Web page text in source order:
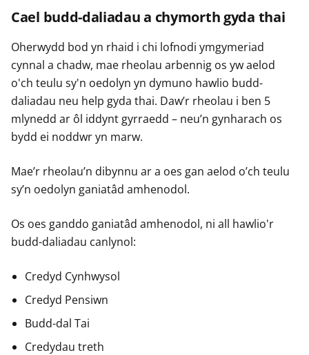
Cael budd-daliadau a chymorth gyda thai
Oherwydd bod yn rhaid i chi lofnodi ymgymeriad
cynnal a chadw, mae rheolau arbennig os yw aelod
o'ch teulu sy'n oedolyn yn dymuno hawlio budd-
daliadau neu help gyda thai. Daw’r rheolau i ben 5
mlynedd ar ôl iddynt gyrraedd – neu’n gynharach os
bydd ei noddwr yn marw.
Mae’r rheolau’n dibynnu ar a oes gan aelod o’ch teulu
sy’n oedolyn ganiatâd amhenodol.
Os oes ganddo ganiatâd amhenodol, ni all hawlio'r
budd-daliadau canlynol:
Credyd Cynhwysol
Credyd Pensiwn
Budd-dal Tai
Credydau treth